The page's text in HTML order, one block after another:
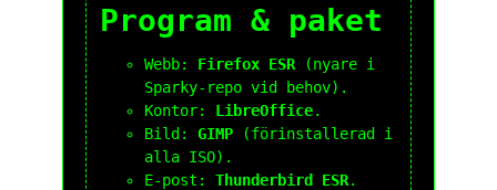
Program & paket
Webb: Firefox ESR (nyare i
Sparky-repo vid behov).
Kontor: LibreOffice.
Bild: GIMP (förinstallerad i
alla ISO).
E-post: Thunderbird ESR.